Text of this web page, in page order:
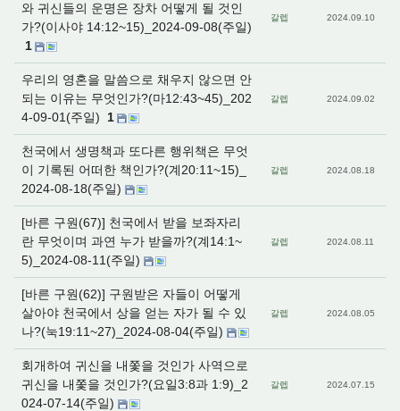
와 귀신들의 운명은 장차 어떻게 될 것인
가?(이사야 14:12~15)_2024-09-08(주일)
1
갈렙 2024.09.10
우리의 영혼을 말씀으로 채우지 않으면 안
되는 이유는 무엇인가?(마12:43~45)_202
4-09-01(주일)
1
갈렙 2024.09.02
천국에서 생명책과 또다른 행위책은 무엇
이 기록된 어떠한 책인가?(계20:11~15)_
2024-08-18(주일)
갈렙 2024.08.18
[바른 구원(67)] 천국에서 받을 보좌자리
란 무엇이며 과연 누가 받을까?(계14:1~
5)_2024-08-11(주일)
갈렙 2024.08.11
[바른 구원(62)] 구원받은 자들이 어떻게
살아야 천국에서 상을 얻는 자가 될 수 있
나?(눅19:11~27)_2024-08-04(주일)
갈렙 2024.08.05
회개하여 귀신을 내쫓을 것인가 사역으로
귀신을 내쫓을 것인가?(요일3:8과 1:9)_2
024-07-14(주일)
갈렙 2024.07.15